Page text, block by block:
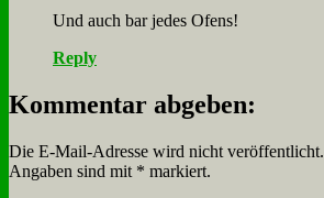
Und auch bar je­des Ofens!
Reply
Kommentar abgeben:
Die E-Mail-Adresse wird nicht veröffentlicht.
Angaben sind mit * markiert.